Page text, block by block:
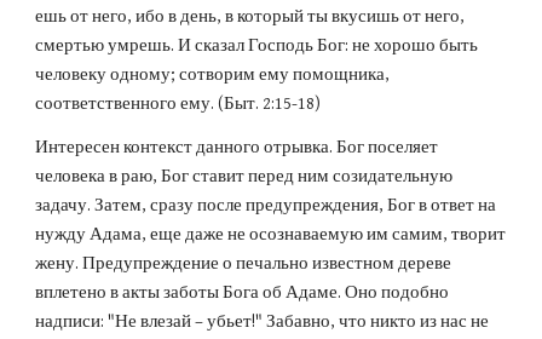
ешь от него, ибо в день, в который ты вкусишь от него,
смертью умрешь. И сказал Господь Бог: не хорошо быть
человеку одному; сотворим ему помощника,
соответственного ему. (Быт. 2:15-18)
Интересен контекст данного отрывка. Бог поселяет
человека в раю, Бог ставит перед ним созидательную
задачу. Затем, сразу после предупреждения, Бог в ответ на
нужду Адама, еще даже не осознаваемую им самим, творит
жену. Предупреждение о печально известном дереве
вплетено в акты заботы Бога об Адаме. Оно подобно
надписи: "Не влезай – убьет!" Забавно, что никто из нас не